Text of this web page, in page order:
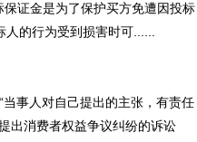
证金是为了保护买方免遭因投标
人的行为受到损害时可......
事人对自己提出的主张，有责任
出消费者权益争议纠纷的诉讼